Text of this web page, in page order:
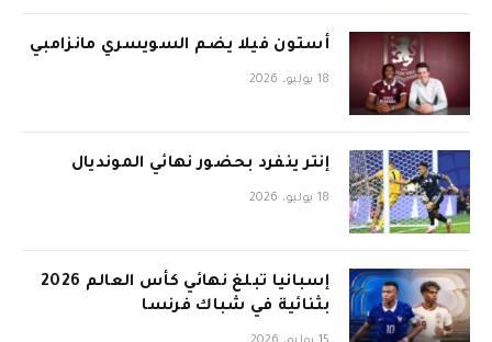
أستون فيلا يضم السويسري مانزامبي
18 يوليو، 2026
إنتر ينفرد بحضور نهائي المونديال
18 يوليو، 2026
إسبانيا تبلغ نهائي كأس العالم 2026
بثنائية في شباك فرنسا